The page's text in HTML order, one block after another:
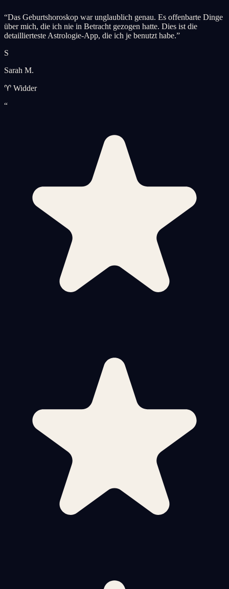
“Das Geburtshoroskop war unglaublich genau. Es offenbarte Dinge
über mich, die ich nie in Betracht gezogen hatte. Dies ist die
detaillierteste Astrologie-App, die ich je benutzt habe.”
S
Sarah M.
♈ Widder
“